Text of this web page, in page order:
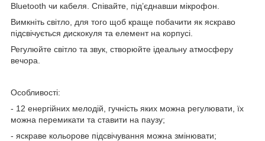
Bluetooth чи кабеля. Співайте, під’єднавши мікрофон.
Вимкніть світло, для того щоб краще побачити як яскраво
підсвічується дискокуля та елемент на корпусі.
Регулюйте світло та звук, створюйте ідеальну атмосферу
вечора.
Особливості:
- 12 енергійних мелодій, гучність яких можна регулювати, їх
можна перемикати та ставити на паузу;
- яскраве кольорове підсвічування можна змінювати;